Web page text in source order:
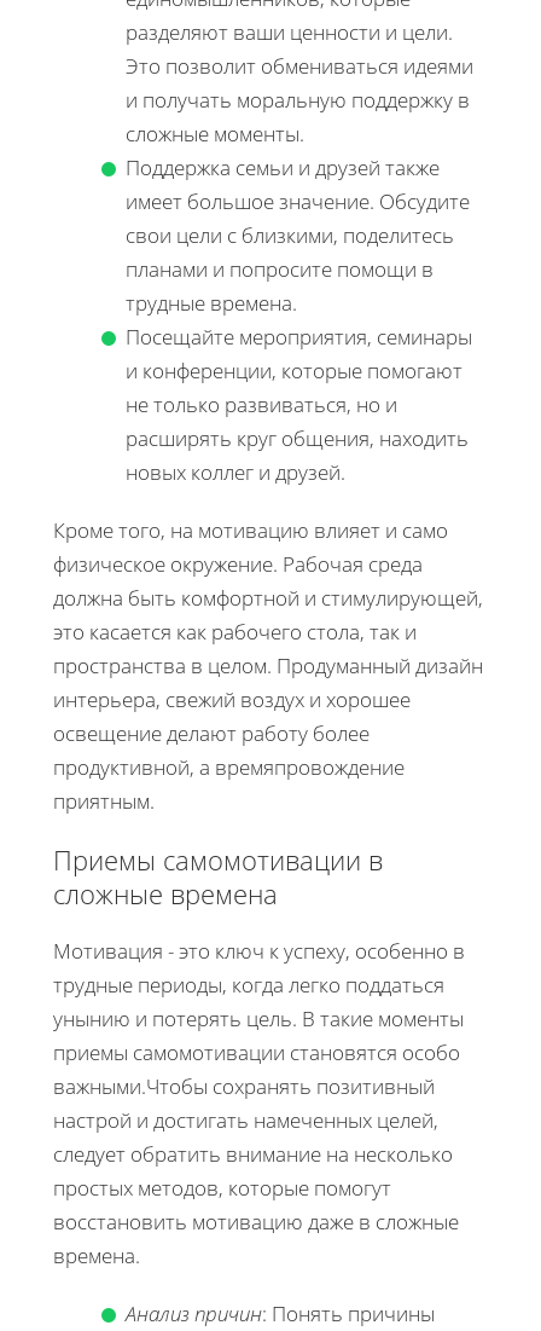
разделяют ваши ценности и цели.
Это позволит обмениваться идеями
и получать моральную поддержку в
сложные моменты.
Поддержка семьи и друзей также
имеет большое значение. Обсудите
свои цели с близкими, поделитесь
планами и попросите помощи в
трудные времена.
Посещайте мероприятия, семинары
и конференции, которые помогают
не только развиваться, но и
расширять круг общения, находить
новых коллег и друзей.
Кроме того, на мотивацию влияет и само
физическое окружение. Рабочая среда
должна быть комфортной и стимулирующей,
это касается как рабочего стола, так и
пространства в целом. Продуманный дизайн
интерьера, свежий воздух и хорошее
освещение делают работу более
продуктивной, а времяпровождение
приятным.
Приемы самомотивации в
сложные времена
Мотивация - это ключ к успеху, особенно в
трудные периоды, когда легко поддаться
унынию и потерять цель. В такие моменты
приемы самомотивации становятся особо
важными.Чтобы сохранять позитивный
настрой и достигать намеченных целей,
следует обратить внимание на несколько
простых методов, которые помогут
восстановить мотивацию даже в сложные
времена.
Анализ причин: Понять причины